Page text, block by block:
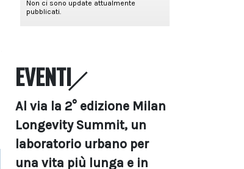
EVENTI
Al via la 2° edizione Milan
Longevity Summit, un
laboratorio urbano per
una vita più lunga e in